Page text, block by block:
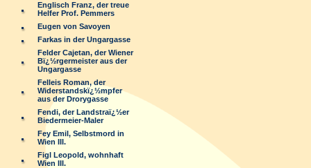
Englisch Franz, der treue
Helfer Prof. Pemmers
Eugen von Savoyen
Farkas in der Ungargasse
Felder Cajetan, der Wiener
Bï¿½rgermeister aus der
Ungargasse
Felleis Roman, der
Widerstandskï¿½mpfer
aus der Drorygasse
Fendi, der Landstraï¿½er
Biedermeier-Maler
Fey Emil, Selbstmord in
Wien III.
Figl Leopold, wohnhaft
Wien III.